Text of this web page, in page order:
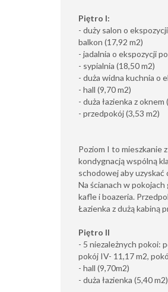
Piętro I:
- duży salon o
balkon (17,92 m2)
- jadalnia o ekspozycji
- sypialnia (18,50 m2)
- duża widna kuchnia o
- hall (9,70 m2)
- duża łazienka z oknem
- przedpokój (3,53 m2)
Poziom I to mieszkanie
kondygnacją wspólną
schodowej aby uzyskać
Na ścianach w
kafle i boazeria.
Łazienka z dużą kabiną
Piętro II
- 5 niezależnych pokoi:
pokój IV- 11,17 m2,
- hall (9,70m2)
- duża łazienka (5,40 m2)